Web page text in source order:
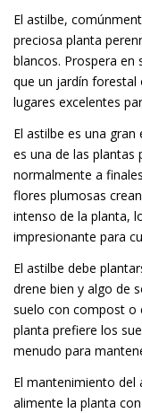
El astilbe,
preciosa planta
blancos. Prospera en
que un jardín forestal
lugares excelentes
El astilbe es una
es una de las plantas
normalmente a
flores plumosas
intenso de la planta,
impresionante para
El astilbe debe
drene bien y algo de
suelo con compost o
planta prefiere los
menudo para
El mantenimiento del
alimente la planta